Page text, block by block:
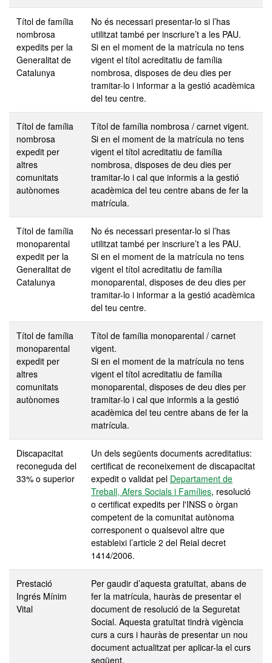
Títol de família
nombrosa
expedits per la
Generalitat de
Catalunya
No és necessari presentar-lo si l’has
utilitzat també per inscriure’t a les PAU.
Si en el moment de la matrícula no tens
vigent el títol acreditatiu de família
nombrosa, disposes de deu dies per
tramitar-lo i informar a la gestió acadèmica
del teu centre.
Títol de família
nombrosa
expedit per
altres
comunitats
autònomes
Títol de família nombrosa / carnet vigent.
Si en el moment de la matrícula no tens
vigent el títol acreditatiu de família
nombrosa, disposes de deu dies per
tramitar-lo i cal que informis a la gestió
acadèmica del teu centre abans de fer la
matrícula.
Títol de família
monoparental
expedit per la
Generalitat de
Catalunya
No és necessari presentar-lo si l’has
utilitzat també per inscriure’t a les PAU.
Si en el moment de la matrícula no tens
vigent el títol acreditatiu de família
monoparental, disposes de deu dies per
tramitar-lo i informar a la gestió acadèmica
del teu centre.
Títol de família
monoparental
expedit per
altres
comunitats
autònomes
Títol de família monoparental / carnet
vigent.
Si en el moment de la matrícula no tens
vigent el títol acreditatiu de família
monoparental, disposes de deu dies per
tramitar-lo i cal que informis a la gestió
acadèmica del teu centre abans de fer la
matrícula.
Discapacitat
reconeguda del
33% o superior
Un dels següents documents acreditatius:
certificat de reconeixement de discapacitat
expedit o validat pel Departament de
Treball, Afers Socials i Famílies, resolució
o certificat expedits per l'INSS o òrgan
competent de la comunitat autònoma
corresponent o qualsevol altre que
estableixi l’article 2 del Reial decret
1414/2006.
Prestació
Ingrés Mínim
Vital
Per gaudir d’aquesta gratuïtat, abans de
fer la matrícula, hauràs de presentar el
document de resolució de la Seguretat
Social. Aquesta gratuïtat tindrà vigència
curs a curs i hauràs de presentar un nou
document actualitzat per aplicar-la el curs
següent.